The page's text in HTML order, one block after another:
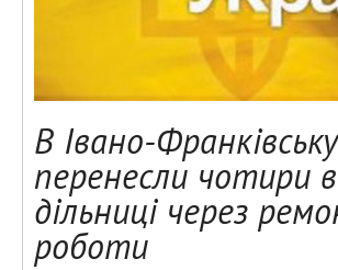
В Івано-Франківську
перенесли чотири
дільниці через
роботи